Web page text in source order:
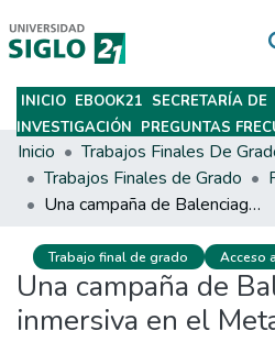
Subir
INICIO EBOOK21 SECRETARÍA DE
INVESTIGACIÓN PREGUNTAS
Inicio
Trabajos Finales de Grado
Una campaña de Balenciaga inmersiva en el Metaverso
Trabajo final de grado Acceso
Una campaña de
inmersiva en el